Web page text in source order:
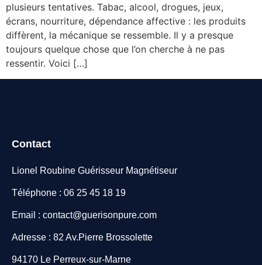
plusieurs tentatives. Tabac, alcool, drogues, jeux,
écrans, nourriture, dépendance affective : les produits
diffèrent, la mécanique se ressemble. Il y a presque
toujours quelque chose que l’on cherche à ne pas
ressentir. Voici […]
Contact
Lionel Roubine Guérisseur Magnétiseur
Téléphone : 06 25 45 18 19
Email : contact@guerisonpure.com
Adresse : 82 Av.Pierre Brossolette
94170 Le Perreux-sur-Marne